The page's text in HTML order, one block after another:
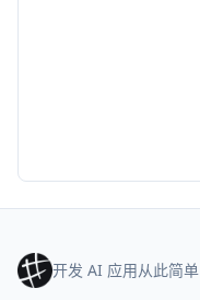
开发 AI 应用从此简单